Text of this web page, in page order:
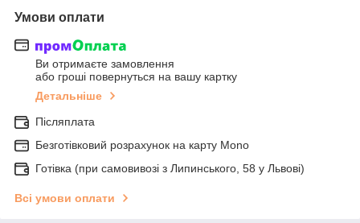
Умови оплати
Ви отримаєте замовлення
або гроші повернуться на вашу картку
Детальніше
Післяплата
Безготівковий розрахунок на карту Mono
Готівка (при самовивозі з Липинського, 58 у Львові)
Всі умови оплати